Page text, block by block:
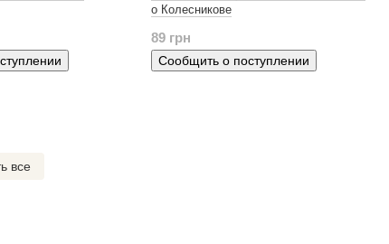
о Колесникове
89 грн
Сообщить о поступлении
все